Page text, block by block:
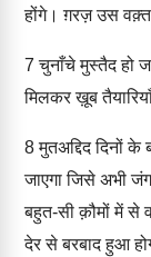
होंगे। ग़रज़ उस
7 चुनाँचे मुस्तैद हो
मिलकर ख़ूब
8मुतअद्दिद दिनों
जाएगा जिसे अभी
बहुत-सी क़ौमों में से
देर से बरबाद हुआ